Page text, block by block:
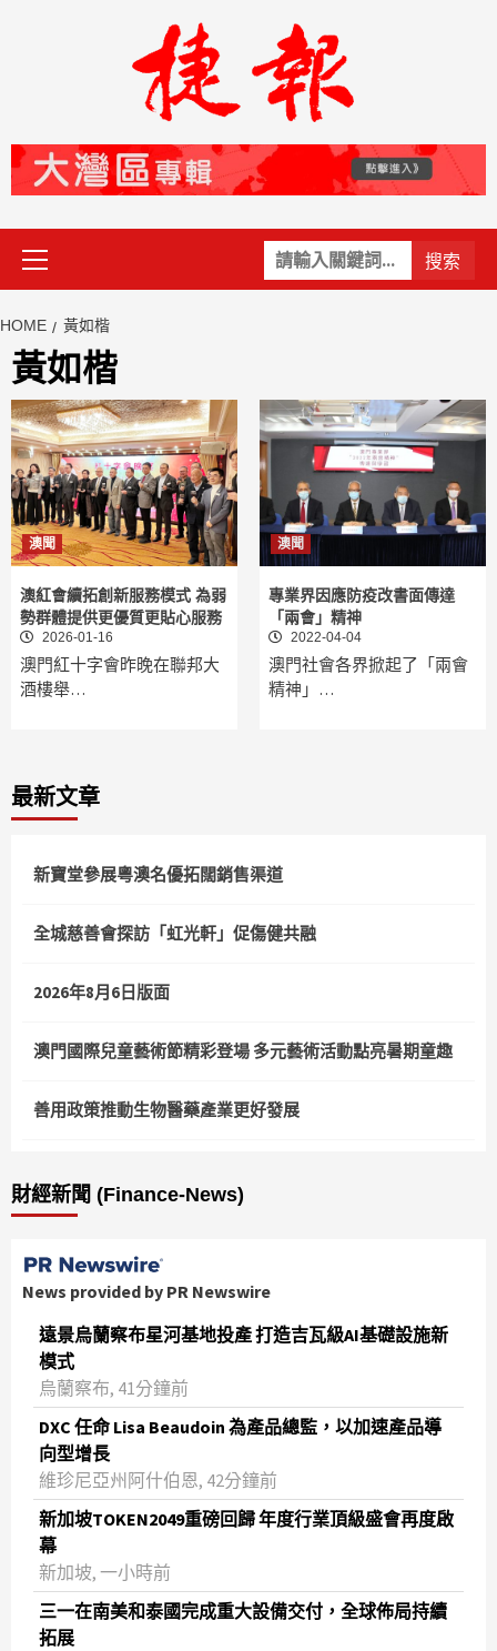
關
鍵
Primary
Menu
HOME 黃如楷
黃如楷
澳聞
澳紅會續拓創新服務模式 為弱
勢群體提供更優質更貼心服務
2026-01-16
澳門紅十字會昨晚在聯邦大
酒樓舉…
澳聞
專業界因應防疫改書面傳達
「兩會」精神
2022-04-04
澳門社會各界掀起了「兩會
精神」…
最新文章
新寶堂參展粵澳名優拓闊銷售渠道
全城慈善會探訪「虹光軒」促傷健共融
2026年8月6日版面
澳門國際兒童藝術節精彩登場 多元藝術活動點亮暑期童趣
善用政策推動生物醫藥產業更好發展
財經新聞 (Finance-News)
News provided by PR Newswire
遠景烏蘭察布星河基地投產 打造吉瓦級AI基礎設施新
模式
烏蘭察布, 41分鐘前
DXC 任命 Lisa Beaudoin 為產品總監，以加速產品導
向型增長
維珍尼亞州阿什伯恩, 42分鐘前
新加坡TOKEN2049重磅回歸 年度行業頂級盛會再度啟
幕
新加坡, 一小時前
三一在南美和泰國完成重大設備交付，全球佈局持續
拓展